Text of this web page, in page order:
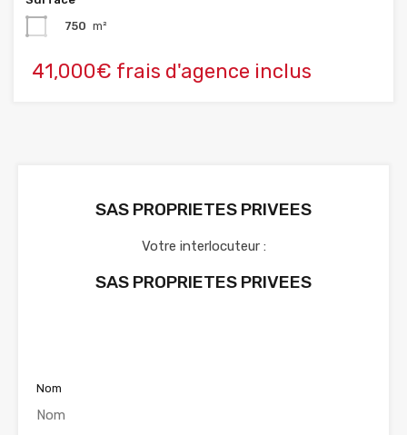
750 m²
41,000€ frais d'agence inclus
SAS PROPRIETES PRIVEES
Votre interlocuteur :
SAS PROPRIETES PRIVEES
Nom